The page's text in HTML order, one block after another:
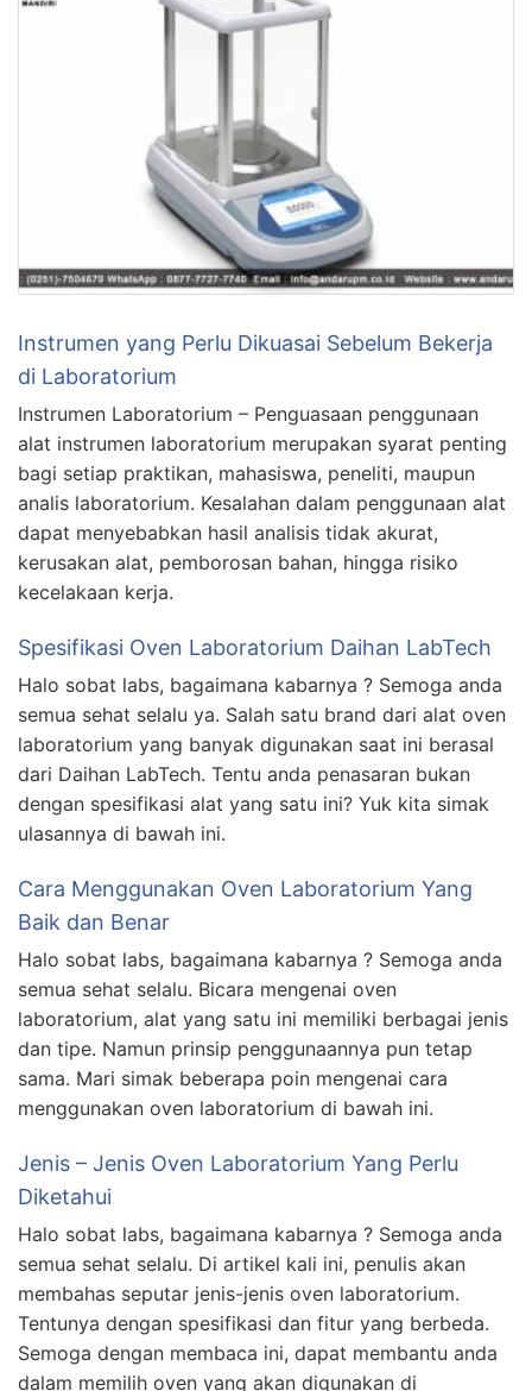
Instrumen yang Perlu Dikuasai Sebelum Bekerja
di Laboratorium
Instrumen Laboratorium – Penguasaan penggunaan
alat instrumen laboratorium merupakan syarat penting
bagi setiap praktikan, mahasiswa, peneliti, maupun
analis laboratorium. Kesalahan dalam penggunaan alat
dapat menyebabkan hasil analisis tidak akurat,
kerusakan alat, pemborosan bahan, hingga risiko
kecelakaan kerja.
Spesifikasi Oven Laboratorium Daihan LabTech
Halo sobat labs, bagaimana kabarnya ? Semoga anda
semua sehat selalu ya. Salah satu brand dari alat oven
laboratorium yang banyak digunakan saat ini berasal
dari Daihan LabTech. Tentu anda penasaran bukan
dengan spesifikasi alat yang satu ini? Yuk kita simak
ulasannya di bawah ini.
Cara Menggunakan Oven Laboratorium Yang
Baik dan Benar
Halo sobat labs, bagaimana kabarnya ? Semoga anda
semua sehat selalu. Bicara mengenai oven
laboratorium, alat yang satu ini memiliki berbagai jenis
dan tipe. Namun prinsip penggunaannya pun tetap
sama. Mari simak beberapa poin mengenai cara
menggunakan oven laboratorium di bawah ini.
Jenis – Jenis Oven Laboratorium Yang Perlu
Diketahui
Halo sobat labs, bagaimana kabarnya ? Semoga anda
semua sehat selalu. Di artikel kali ini, penulis akan
membahas seputar jenis-jenis oven laboratorium.
Tentunya dengan spesifikasi dan fitur yang berbeda.
Semoga dengan membaca ini, dapat membantu anda
dalam memilih oven yang akan digunakan di